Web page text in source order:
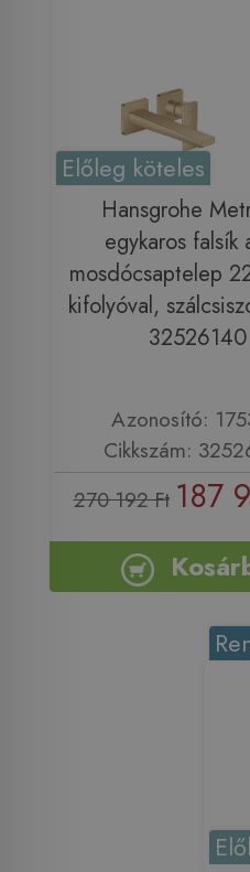
Előleg köteles
Hansgrohe
egykaros falsík
mosdócsaptelep
kifolyóval,
32526140
Azonosító:
Cikkszám:
270 192 Ft 187